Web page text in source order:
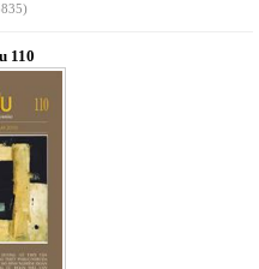
110